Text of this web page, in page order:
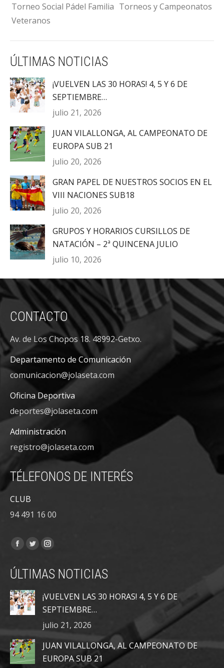
Torneo Social Pádel Familia Torneos y Campeonatos
Veteranos
ÚLTIMAS NOTICIAS
¡VUELVEN LAS 30 HORAS! 4, 5 Y 6 DE
SEPTIEMBRE…
julio 21, 2026
JUAN VILALLONGA, AL CAMPEONATO DE
EUROPA SUB 21
julio 20, 2026
GRAN PAPEL DE NUESTROS SOCIOS EN EL
VIII NACIONES SUB18
julio 20, 2026
GRUPOS Y HORARIOS CURSILLOS DE
NATACIÓN – 2ª QUINCENA JULIO
julio 10, 2026
CONTACTO
Av. de Los Chopos 18. 48992-Getxo.
Departamento de Comunicación
comunicacion@jolaseta.com
Oficina Deportiva
deportes@jolaseta.com
Administración
registro@jolaseta.com
TÉLEFONOS DE INTERÉS
CLUB
94 491 16 00
Encuéntranos en:
Facebook
opens
in
new
window
Twitter
opens
in
new
window
Instagram
opens
new
window
ÚLTIMAS NOTICIAS
¡VUELVEN LAS 30 HORAS! 4, 5 Y 6 DE
SEPTIEMBRE…
julio 21, 2026
JUAN VILALLONGA, AL CAMPEONATO DE
EUROPA SUB 21